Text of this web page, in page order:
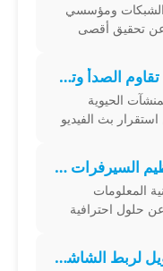
ومؤسسي
عن تحقيق أقصى
الرقمية
وصلات اتش دي ذهبية تقاوم الصدأ وتضمن جودة بث لا تضاهى
الحيوية
بث الفيديو
الرقمي
كبينه شبكات متينة لتنظيم السيرفرات والأسلاك وحمايتها تماماً
المعلومات
حلول احترافية
ترتيب الكابلات
سلك hdmi أصلي طويل لربط الشاشات والكمبيوترات بكفاءة عالية